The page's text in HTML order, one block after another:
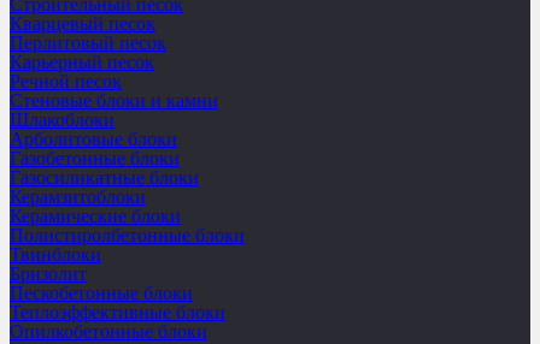
Cтроительный песок
Кварцевый песок
Перлитовый песок
Карьерный песок
Речной песок
Стеновые блоки и камни
Шлакоблоки
Арболитовые блоки
Газобетонные блоки
Газосиликатные блоки
Керамзитоблоки
Керамические блоки
Полистиролбетонные блоки
Твинблоки
Бризолит
Пескобетонные блоки
Теплоэффективные блоки
Опилкобетонные блоки